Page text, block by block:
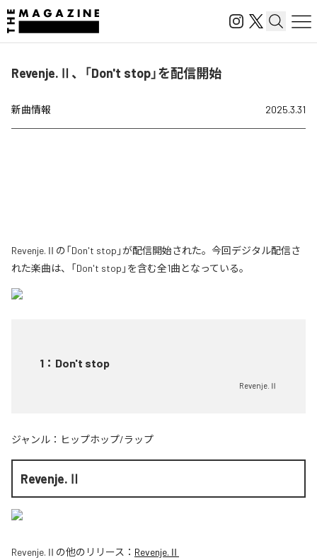
Revenje.Ⅱ、「Don't stop」を配信開始
新曲情報 2025.3.31
Revenje.Ⅱの「Don't stop」が配信開始された。今回デジタル配信さ
れた楽曲は、「Don't stop」を含む全1曲となっている。
1 ： Don't stop
Revenje.Ⅱ
ジャンル： ヒップホップ/ラップ
Revenje.Ⅱ
Revenje.Ⅱ の他のリリース： Revenje.Ⅱ